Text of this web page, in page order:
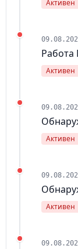
Активен
Активен
Активен
Активен